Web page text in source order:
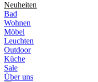
Neuheiten
Bad
Wohnen
Möbel
Leuchten
Outdoor
Küche
Sale
Über uns